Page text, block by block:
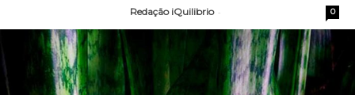
Redação iQuilibrio - 0